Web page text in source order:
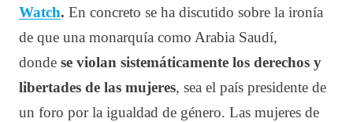
Watch. En concreto se ha discutido sobre la ironía
de que una monarquía como Arabia Saudí,
donde se violan sistemáticamente los derechos y
libertades de las mujeres, sea el país presidente de
un foro por la igualdad de género. Las mujeres de